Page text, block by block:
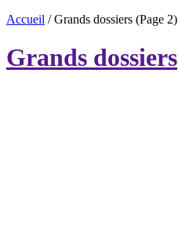
Accueil /Grands dossiers (Page 2)
Grands dossiers